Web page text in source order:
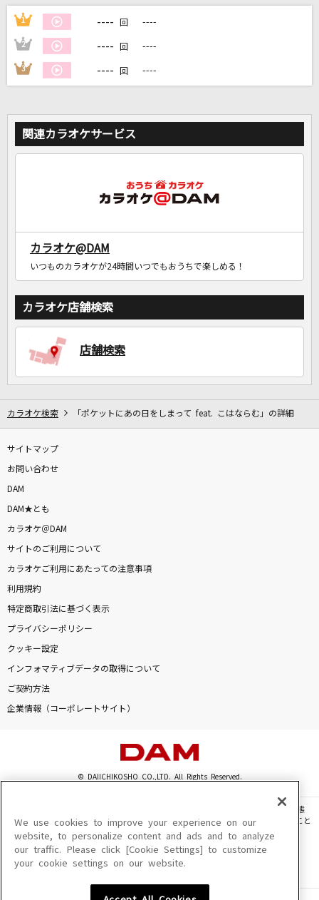
自宅でカラオケ歌い放題！
家族や友達と一緒に！練習にも！
1 ---- 回 ----
2 ---- 回 ----
3 ---- 回 ----
関連カラオケサービス
カラオケ@DAM
いつものカラオケが24時間いつでもおうちで楽しめる！
カラオケ店舗検索
店舗検索
カラオケ検索 「ポケットにあの日をしまって feat. こはならむ」の詳細
サイトマップ
お問い合わせ
DAM
DAM★とも
カラオケ＠DAM
サイトのご利用について
カラオケご利用にあたっての注意事項
利用規約
特定商取引法に基づく表示
プライバシーポリシー
クッキー設定
インフォマティブデータの取得について
ご契約方法
企業情報（コーポレートサイト）
© DAIICHIKOSHO CO.,LTD. All Rights Reserved.
このサイトに掲載されている一切の文章・画像・写真・動画・音声等を、手段や形態
を問わず、著作権法の定める範囲を超えて無断で複製、転載、ファイル化などすること
を禁じます。
楽曲及びコンテンツは、機種によりご利用いただけない場合があります。
楽曲及びコンテンツの配信日、配信内容が変更になる場合があります。
We use cookies to improve your experience on our
website, to personalize content and ads and to analyze
our traffic. Please click [Cookie Settings] to customize
your cookie settings on our website.